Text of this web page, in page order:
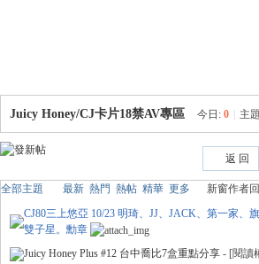
Juicy Honey/CJ卡片18禁AV專區 今日: 0 主
返 回
新窗
全部主題 最新 熱門 熱帖 精華 更多 作者
CJ80三上悠亞 10/23 明琦、JJ、JACK、第一家、
雙子星。勳章
Juicy Honey Plus #12 台中喬比7盒重點分享 - [閱讀